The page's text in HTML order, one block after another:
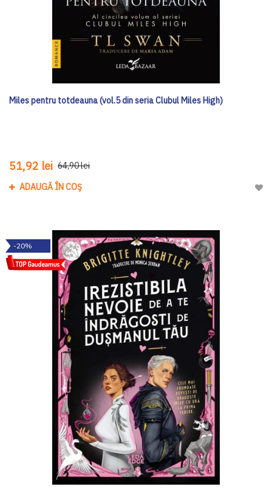
Miles pentru totdeauna (vol.5 din seria Clubul Miles High)
51,92 lei 64,90 lei
ADAUGĂ ÎN COȘ
-20%